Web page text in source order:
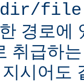
dir/
경로에
취급하
지시어도